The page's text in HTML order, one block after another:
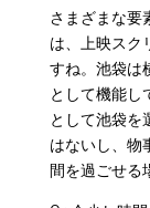
さまざまな要
は、上映スク
すね。池袋は
として機能し
として池袋を
はないし、物
間を過ごせる